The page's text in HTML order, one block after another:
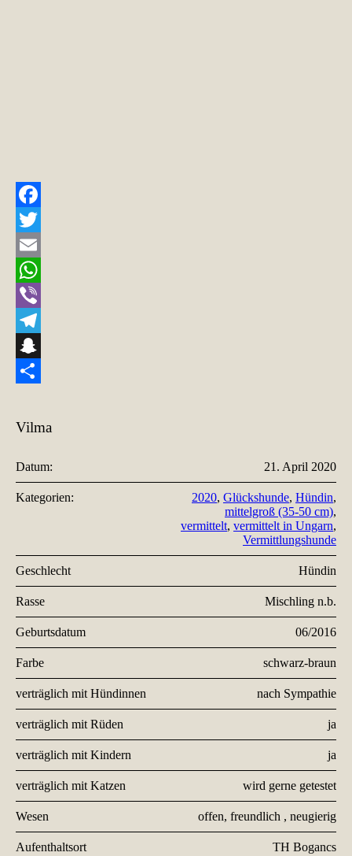
Facebook
Twitter
Email
WhatsApp
Viber
Telegram
Snapchat
Vilma
Datum: 21. April 2020
Kategorien: 2020, Glückshunde, Hündin,
mittelgroß (35-50 cm),
vermittelt, vermittelt in Ungarn,
Vermittlungshunde
Geschlecht Hündin
Rasse Mischling n.b.
Geburtsdatum 06/2016
Farbe schwarz-braun
verträglich mit Hündinnen nach Sympathie
verträglich mit Rüden ja
verträglich mit Kindern ja
verträglich mit Katzen wird gerne getestet
Wesen offen, freundlich , neugierig
Aufenthaltsort TH Bogancs